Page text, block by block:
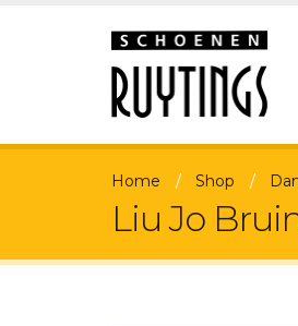
Home Shop
Liu Jo